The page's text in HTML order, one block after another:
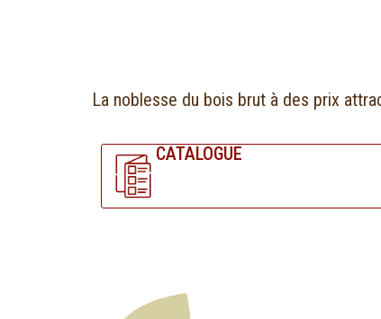
La noblesse du bois brut à des prix
CATALOGUE